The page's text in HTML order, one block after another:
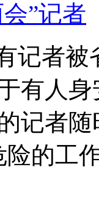
”记者
记者
有人
记者
险的工